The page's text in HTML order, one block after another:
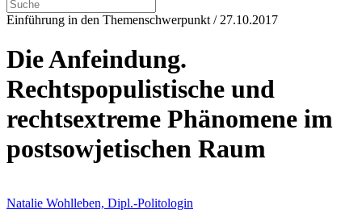
Einführung in den Themenschwerpunkt / 27.10.2017
Die Anfeindung.
Rechtspopulistische und
rechtsextreme Phänomene im
postsowjetischen Raum
Natalie Wohlleben, Dipl.-Politologin